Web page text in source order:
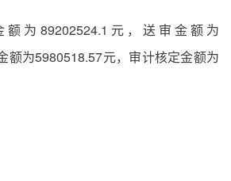
为89202524.1元，送审金额为
额为5980518.57元，审计核定金额为